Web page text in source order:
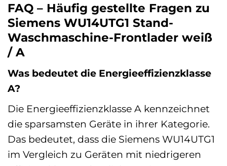
FAQ – Häufig gestellte Fragen zu
Siemens WU14UTG1 Stand-
Waschmaschine-Frontlader weiß
/ A
Was bedeutet die Energieeffizienzklasse
A?
Die Energieeffizienzklasse A kennzeichnet
die sparsamsten Geräte in ihrer Kategorie.
Das bedeutet, dass die Siemens WU14UTG1
im Vergleich zu Geräten mit niedrigeren